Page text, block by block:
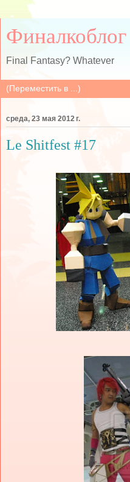
Финалкоблог
Final Fantasy? Whatever
среда, 23 мая 2012 г.
Le Shitfest #17